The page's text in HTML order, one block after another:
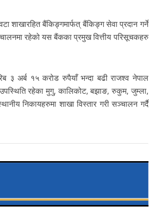
शाखारहित बैंकिङ्गमार्फत् बैंकिङ्ग सेवा प्रदान गर्ने
रहेको यस बैंकका प्रमुख वित्तीय परिसूचकहरु
३ अर्ब १५ करोड रुपैयाँ भन्दा बढी राजश्व नेपाल
रहेका मुगु, कालिकोट, बझाङ, रुकुम, जुम्ला,
निकायहरुमा शाखा विस्तार गरी सञ्चालन गर्दै